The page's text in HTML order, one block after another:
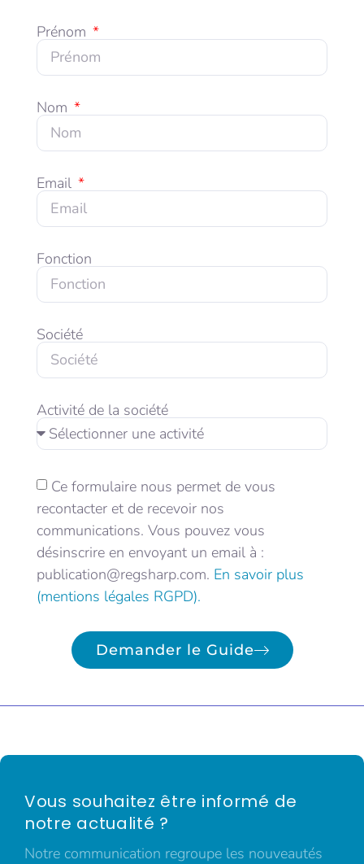
Prénom
Nom
Email
Fonction
Société
Activité de la société
Ce formulaire nous permet de vous
recontacter et de recevoir nos
communications. Vous pouvez vous
désinscrire en envoyant un email à :
publication@regsharp.com. En savoir plus
(mentions légales RGPD).
Demander le Guide
Vous souhaitez être informé de
notre actualité ?
Notre communication regroupe les nouveautés